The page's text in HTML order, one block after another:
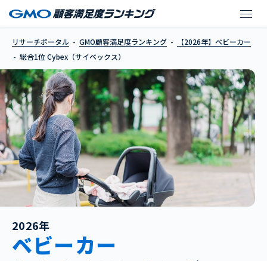
Cybex（サイベックス）
リサーチポータル GMO顧客満足度ランキング
【2026年】ベビーカー
総合1位 Cybex（サイベックス）
2026年
ベビーカー